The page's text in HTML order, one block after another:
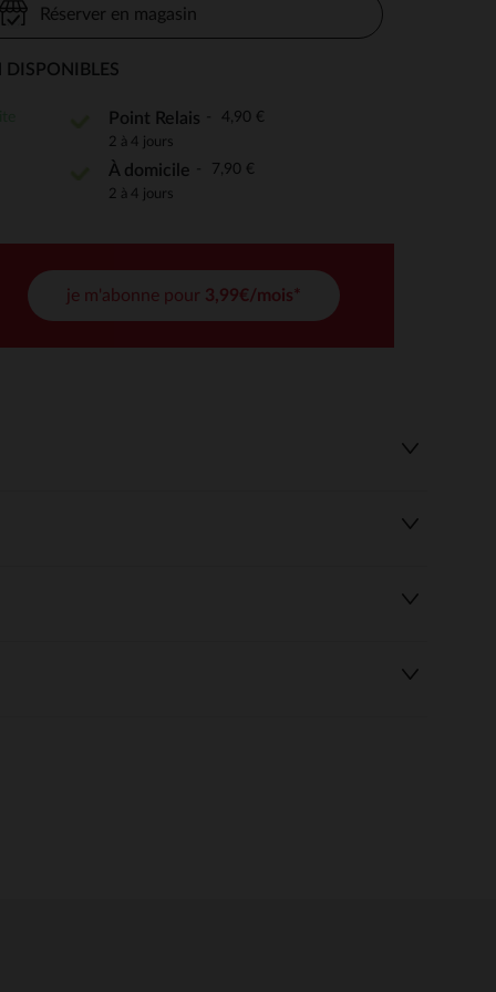
de confidentialité, en garantissant la conformité avec
Réserver en magasin
Point Relais 4,90 €
2 à 4 jours
À domicile 7,90 €
2 à 4 jours
je m'abonne pour 3,99€/mois*